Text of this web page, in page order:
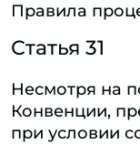
Правила
Статья 31
Несмотря на
Конвенции,
при условии